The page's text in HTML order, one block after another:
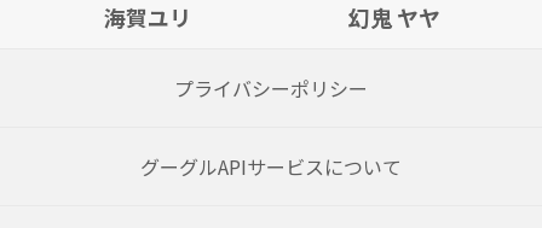
海賀ユリ 幻鬼 ヤヤ
プライバシーポリシー
グーグルAPIサービスについて